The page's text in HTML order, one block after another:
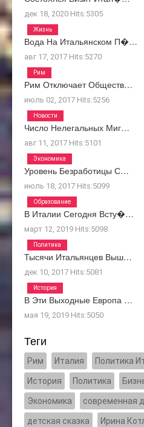
дек 18, 2020 Hits:5305
Вода На Итальянском П�…
авг 17, 2017 Hits:5270
Жизнь
Рим Отключает Обществ…
июль 02, 2017 Hits:5256
Рим
Число Нелегальных Миг…
авг 11, 2017 Hits:5101
Новости
Уровень Безработицы С…
июль 18, 2017 Hits:5099
Экономика
В Италии Сегодня Всту�…
март 12, 2019 Hits:5098
Образование
Тысячи Итальянцев Выш…
дек 10, 2017 Hits:5081
Политика
В Эти Выходные Европа …
мая 19, 2019 Hits:5050
История
Теги
Рим Италия Политика
История Политика
Экономика современная
детская сказка Ирина